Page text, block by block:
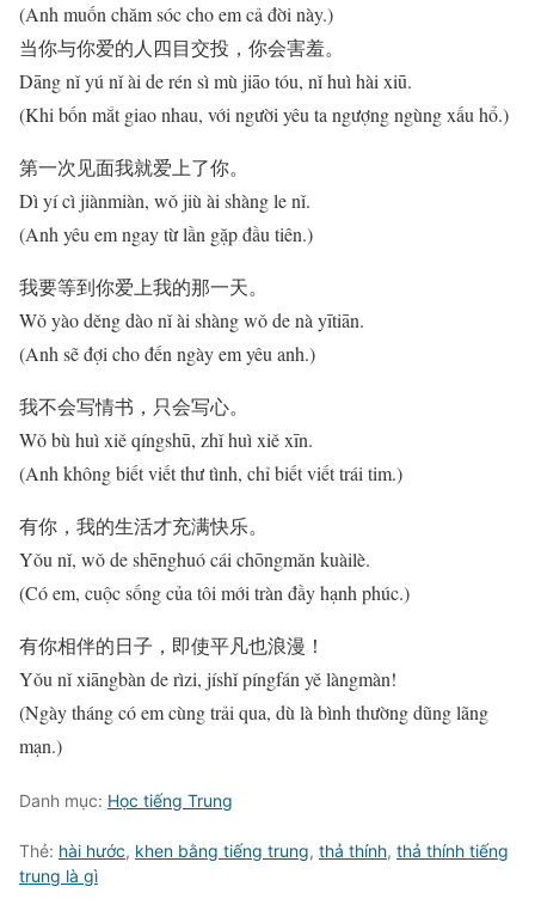
(Anh muốn chăm sóc cho em cả đời này.)
当你与你爱的人四目交投，你会害羞。
Dāng nǐ yú nǐ ài de rén sì mù jiāo tóu, nǐ huì hài xiū.
(Khi bốn mắt giao nhau, với người yêu ta ngượng ngùng xấu hổ.)
第一次见面我就爱上了你。
Dì yí cì jiànmiàn, wǒ jiù ài shàng le nǐ.
(Anh yêu em ngay từ lần gặp đầu tiên.)
我要等到你爱上我的那一天。
Wǒ yào děng dào nǐ ài shàng wǒ de nà yītiān.
(Anh sẽ đợi cho đến ngày em yêu anh.)
我不会写情书，只会写心。
Wǒ bù huì xiě qíngshū, zhǐ huì xiě xīn.
(Anh không biết viết thư tình, chỉ biết viết trái tim.)
有你，我的生活才充满快乐。
Yǒu nǐ, wǒ de shēnghuó cái chōngmǎn kuàilè.
(Có em, cuộc sống của tôi mới tràn đầy hạnh phúc.)
有你相伴的日子，即使平凡也浪漫！
Yǒu nǐ xiāngbàn de rìzi, jíshǐ píngfán yě làngmàn!
(Ngày tháng có em cùng trải qua, dù là bình thường dũng lãng
mạn.)
Danh mục: Học tiếng Trung
Thẻ: hài hước, khen bằng tiếng trung, thả thính, thả thính tiếng
trung là gì